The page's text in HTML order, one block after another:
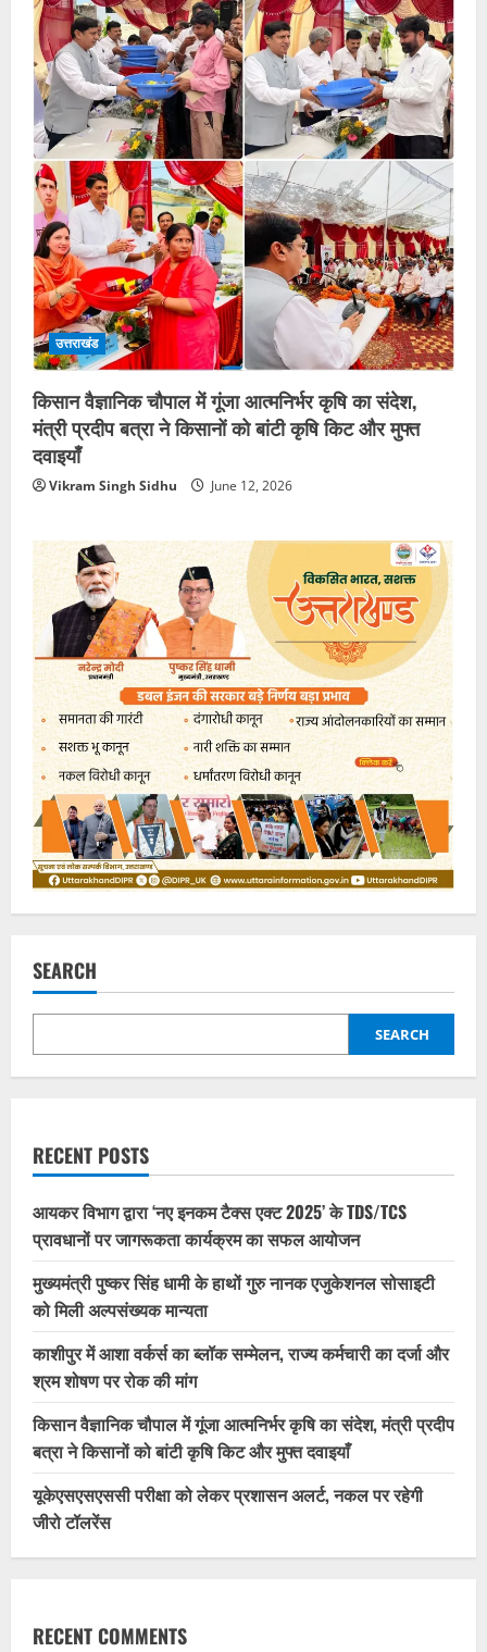
उत्तराखंड
किसान वैज्ञानिक चौपाल में गूंजा आत्मनिर्भर कृषि का संदेश,
मंत्री प्रदीप बत्रा ने किसानों को बांटी कृषि किट और मुफ्त
दवाइयाँ
Vikram Singh Sidhu June 12, 2026
SEARCH
SEARCH
RECENT POSTS
आयकर विभाग द्वारा ‘नए इनकम टैक्स एक्ट 2025’ के TDS/TCS
प्रावधानों पर जागरूकता कार्यक्रम का सफल आयोजन
मुख्यमंत्री पुष्कर सिंह धामी के हाथों गुरु नानक एजुकेशनल सोसाइटी
को मिली अल्पसंख्यक मान्यता
काशीपुर में आशा वर्कर्स का ब्लॉक सम्मेलन, राज्य कर्मचारी का दर्जा और
श्रम शोषण पर रोक की मांग
किसान वैज्ञानिक चौपाल में गूंजा आत्मनिर्भर कृषि का संदेश, मंत्री प्रदीप
बत्रा ने किसानों को बांटी कृषि किट और मुफ्त दवाइयाँ
यूकेएसएसएससी परीक्षा को लेकर प्रशासन अलर्ट, नकल पर रहेगी
जीरो टॉलरेंस
RECENT COMMENTS